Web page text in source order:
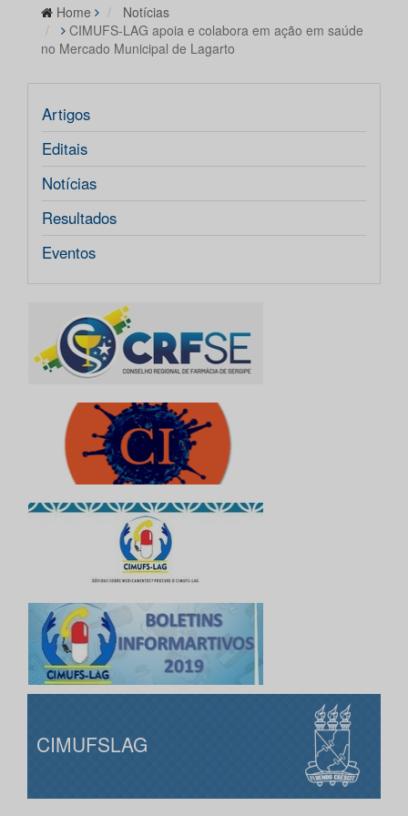
Home
Notícias
CIMUFS-LAG apoia e colabora em ação em saúde
no Mercado Municipal de Lagarto
Artigos
Editais
Notícias
Resultados
Eventos
CIMUFSLAG